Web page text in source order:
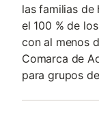
las familias de
el 100 % de
con al menos
Comarca de
para grupos